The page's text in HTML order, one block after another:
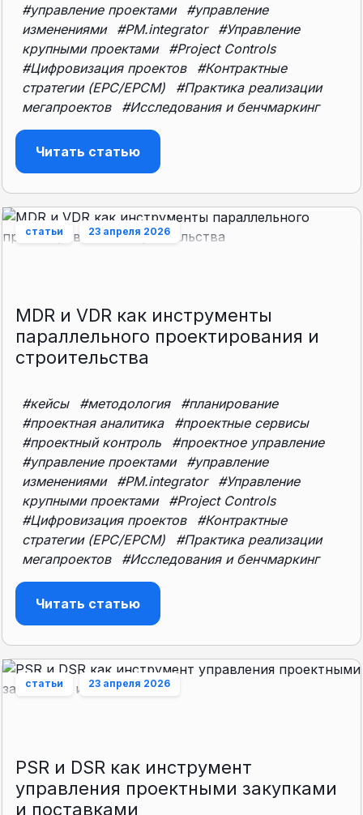
#управление проектами
#управление
изменениями
#PM.integrator
#Управление
крупными проектами
#Project Controls
#Цифровизация проектов
#Контрактные
стратегии (EPC/EPCM)
#Практика реализации
мегапроектов
#Исследования и бенчмаркинг
Читать статью
статьи 23 апреля 2026
MDR и VDR как инструменты
параллельного проектирования и
строительства
#кейсы #методология
#планирование
#проектная аналитика
#проектные сервисы
#проектный контроль
#проектное управление
#управление проектами
#управление
изменениями
#PM.integrator
#Управление
крупными проектами
#Project Controls
#Цифровизация проектов
#Контрактные
стратегии (EPC/EPCM)
#Практика реализации
мегапроектов
#Исследования и бенчмаркинг
Читать статью
статьи 23 апреля 2026
PSR и DSR как инструмент
управления проектными закупками
и поставками